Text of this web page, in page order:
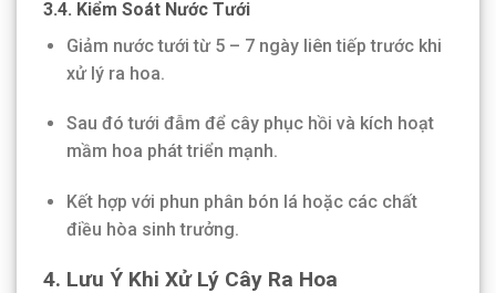
3.4. Kiểm Soát Nước Tưới
Giảm nước tưới từ 5 – 7 ngày liên tiếp trước khi
xử lý ra hoa.
Sau đó tưới đẫm để cây phục hồi và kích hoạt
mầm hoa phát triển mạnh.
Kết hợp với phun phân bón lá hoặc các chất
điều hòa sinh trưởng.
4. Lưu Ý Khi Xử Lý Cây Ra Hoa